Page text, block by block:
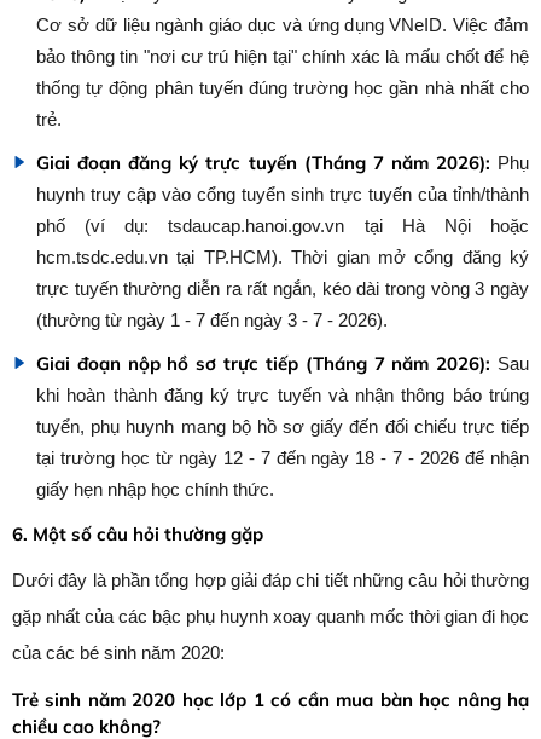
Cơ sở dữ liệu ngành giáo dục và ứng dụng VNeID. Việc đảm
bảo thông tin "nơi cư trú hiện tại" chính xác là mấu chốt để hệ
thống tự động phân tuyến đúng trường học gần nhà nhất cho
trẻ.
Giai đoạn đăng ký trực tuyến (Tháng 7 năm 2026): Phụ
huynh truy cập vào cổng tuyển sinh trực tuyến của tỉnh/thành
phố (ví dụ: tsdaucap.hanoi.gov.vn tại Hà Nội hoặc
hcm.tsdc.edu.vn tại TP.HCM). Thời gian mở cổng đăng ký
trực tuyến thường diễn ra rất ngắn, kéo dài trong vòng 3 ngày
(thường từ ngày 1 - 7 đến ngày 3 - 7 - 2026).
Giai đoạn nộp hồ sơ trực tiếp (Tháng 7 năm 2026): Sau
khi hoàn thành đăng ký trực tuyến và nhận thông báo trúng
tuyển, phụ huynh mang bộ hồ sơ giấy đến đối chiếu trực tiếp
tại trường học từ ngày 12 - 7 đến ngày 18 - 7 - 2026 để nhận
giấy hẹn nhập học chính thức.
6. Một số câu hỏi thường gặp
Dưới đây là phần tổng hợp giải đáp chi tiết những câu hỏi thường
gặp nhất của các bậc phụ huynh xoay quanh mốc thời gian đi học
của các bé sinh năm 2020:
Trẻ sinh năm 2020 học lớp 1 có cần mua bàn học nâng hạ
chiều cao không?